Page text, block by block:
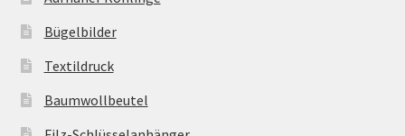
Bügelbilder
Textildruck
Baumwollbeutel